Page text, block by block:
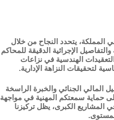
المملكة، يتحدد النجاح من خلال
الإجرائية الدقيقة للمحاكم
الهندسية في نزاعات
لتحقيقات النزاهة الإدارية.
المالي الجنائي والخبرة الراسخة
حماية سمعتكم المهنية في مواجهة
المشاريع الكبرى، يظل تركيزنا